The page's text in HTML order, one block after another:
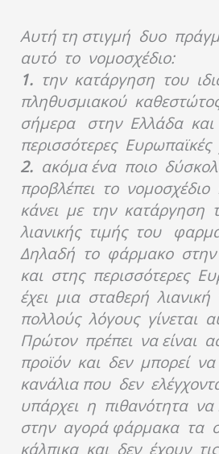
Αυτή τη στιγμή δυο
αυτό το νομοσχέδιο:
1. την κατάργηση του
πληθυσμιακού
σήμερα στην Ελλάδα και
περισσότερες
2. ακόμα ένα ποιο
προβλέπει το νομοσχέδιο
κάνει με την κατάργηση
λιανικής τιμής του
Δηλαδή το φάρμακο
και στης περισσότερες
έχει μια σταθερή λιανική
πολλούς λόγους γίνεται
Πρώτον πρέπει να είναι
προϊόν και δεν μπορεί
κανάλια που δεν
υπάρχει η πιθανότητα
στην αγορά φάρμακα τα
κάλπικα και δεν έχουν